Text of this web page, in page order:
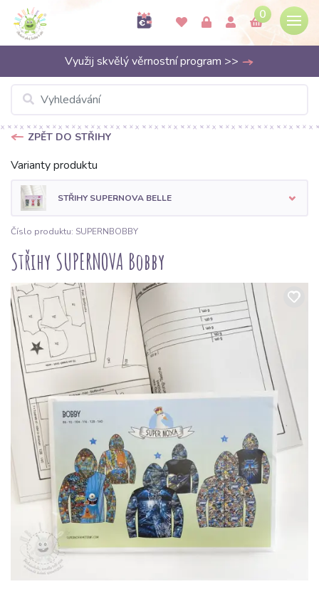
0
Využij skvělý věrnostní program >>
ZPĚT DO STŘIHY
Varianty produktu
STŘIHY SUPERNOVA BELLE
Číslo produktu: SUPERNBOBBY
Střihy SUPERNOVA Bobby